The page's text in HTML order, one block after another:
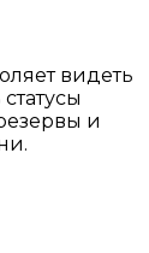
видеть
и